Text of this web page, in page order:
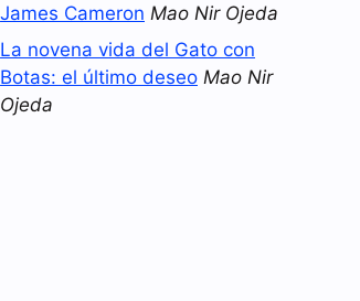
James Cameron Mao Nir Ojeda
La novena vida del Gato con
Botas: el último deseo Mao Nir
Ojeda